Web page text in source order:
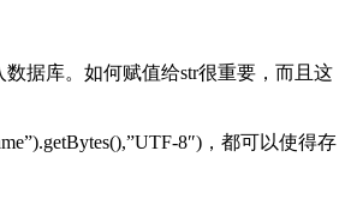
数据库。如何赋值给str很重要，而且这
8″)，都可以使得存